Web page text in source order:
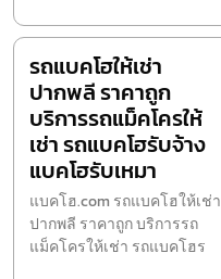
รถแบคโฮให้เช่า
ปากพลี ราคาถูก
บริการรถแม็คโครให้
เช่า รถแบคโฮรับจ้าง
แบคโฮรับเหมา
แบคโฮ.com รถแบคโฮให้เช่า
ปากพลี ราคาถูก บริการรถ
แม็คโครให้เช่า รถแบคโฮร